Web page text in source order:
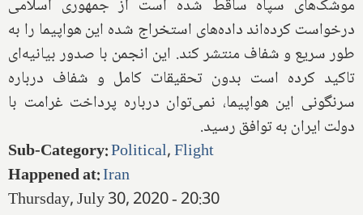
موشک‌های سپاه ساقط شده است از جمهوری اسلامی
درخواست کرده‌اند داده‌های استخراج شده این هواپیما را به
طور سریع و شفاف منتشر کند. این انجمن با صدور بیانیه‌ای
تاکید کرده است بدون تحقیقات کامل و شفاف درباره
سرنگونی این هواپیما، نمی‌توان درباره پرداخت غرامت با
دولت ایران به توافق رسید.
Sub-Category:Political,Flight
Happened at:Iran
Thursday, July 30, 2020 - 20:30